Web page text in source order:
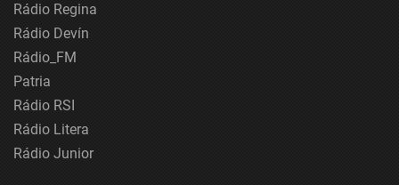
Rádio Regina
Rádio Devín
Rádio_FM
Patria
Rádio RSI
Rádio Litera
Rádio Junior